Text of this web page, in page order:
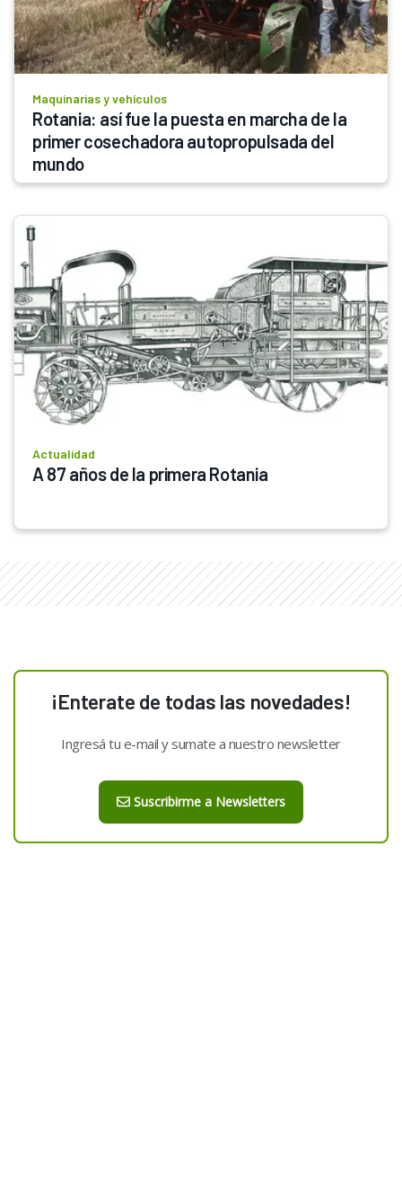
Maquinarias y vehículos
Rotania: así fue la puesta en marcha de la
primer cosechadora autopropulsada del
mundo
Actualidad
A 87 años de la primera Rotania
¡Enterate de todas las novedades!
Ingresá tu e-mail y sumate a nuestro newsletter
Suscribirme a Newsletters